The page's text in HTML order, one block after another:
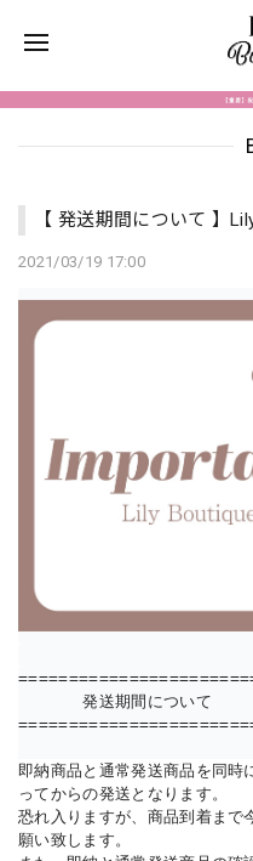
【 発送期間について 】
2021/03/19 17:00
発送期間について
即納商品と通常発送商品を同時
ってからの発送となります。
恐れ入りますが、商品到着まで
願い致します。